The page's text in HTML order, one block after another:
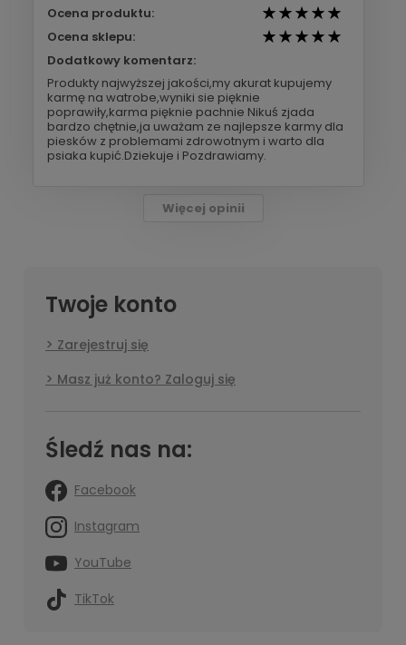
Ocena produktu:
Ocena sklepu:
Dodatkowy komentarz:
Produkty najwyższej jakości,my akurat kupujemy
karmę na watrobe,wyniki sie pięknie
poprawiły,karma pięknie pachnie Nikuś zjada
bardzo chętnie,ja uważam ze najlepsze karmy dla
piesków z problemami zdrowotnym i warto dla
psiaka kupić.Dziekuje i Pozdrawiamy.
Więcej opinii
Twoje konto
Zarejestruj się
Masz już konto? Zaloguj się
Śledź nas na:
Facebook
Instagram
YouTube
TikTok